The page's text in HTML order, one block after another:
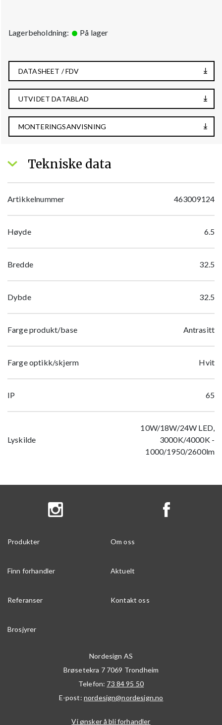
Lagerbeholdning: På lager
DATASHEET / FDV
UTVIDET DATABLAD
MONTERINGSANVISNING
Tekniske data
Artikkelnummer 463009124
Høyde 6.5
Bredde 32.5
Dybde 32.5
Farge produkt/base Antrasitt
Farge optikk/skjerm Hvit
IP 65
Lyskilde
10W/18W/24W LED,
3000K/4000K -
1000/1950/2600lm
Produkter Om oss
Finn forhandler Aktuelt
Referanser Kontakt oss
Brosjyrer
Nordesign AS
Brøsetekra 7 7069 Trondheim
Telefon: 73 84 95 50
E-post: nordesign@nordesign.no
Vi ønsker å bli forhandler